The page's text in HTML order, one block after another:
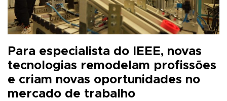
Para especialista do IEEE, novas
tecnologias remodelam profissões
e criam novas oportunidades no
mercado de trabalho